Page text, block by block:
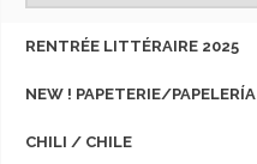
RENTRÉE LITTÉRAIRE 2025
NEW ! PAPETERIE/PAPELERÍA
CHILI / CHILE